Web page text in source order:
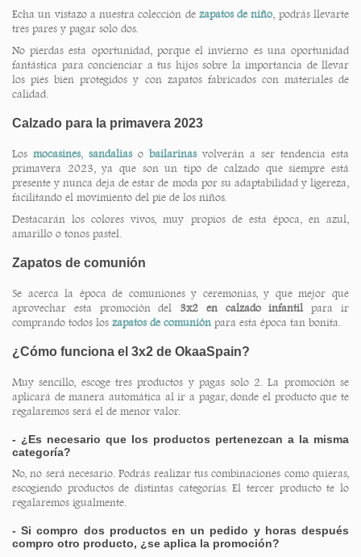
Echa un vistazo a nuestra colección de zapatos de niño, podrás llevarte
tres pares y pagar solo dos.
No pierdas esta oportunidad, porque el invierno es una oportunidad
fantástica para concienciar a tus hijos sobre la importancia de llevar
los pies bien protegidos y con zapatos fabricados con materiales de
calidad.
Calzado para la primavera 2023
Los mocasines, sandaliaso bailarinasvolverán a ser tendencia esta
primavera 2023, ya que son un tipo de calzado que siempre está
presente y nunca deja de estar de moda por su adaptabilidad y ligereza,
facilitando el movimiento del pie de los niños.
Destacarán los colores vivos, muy propios de esta época, en azul,
amarillo o tonos pastel.
Zapatos de comunión
Se acerca la época de comuniones y ceremonias, y que mejor que
aprovechar esta promoción del 3x2 en calzado infantil para ir
comprando todos los zapatos de comunión para esta época tan bonita.
¿Cómo funciona el 3x2 de OkaaSpain?
Muy sencillo, escoge tres productos y pagas solo 2. La promoción se
aplicará de manera automática al ir a pagar, donde el producto que te
regalaremos será el de menor valor.
- ¿Es necesario que los productos pertenezcan a la misma
categoría?
No, no será necesario. Podrás realizar tus combinaciones como quieras,
escogiendo productos de distintas categorías. El tercer producto te lo
regalaremos igualmente.
- Si compro dos productos en un pedido y horas después
compro otro producto, ¿se aplica la promoción?